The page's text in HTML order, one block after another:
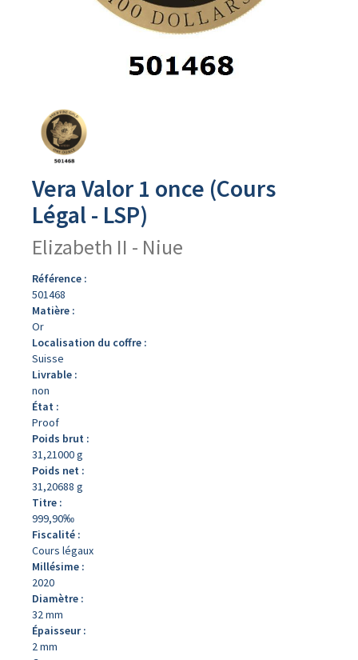
produit
Vera Valor 1 once (Cours
Légal - LSP)
Elizabeth II - Niue
Référence :
501468
Matière :
Or
Localisation du coffre :
Suisse
Livrable :
non
État :
Proof
Poids brut :
31,21000 g
Poids net :
31,20688 g
Titre :
999,90‰
Fiscalité :
Cours légaux
Millésime :
2020
Diamètre :
32 mm
Épaisseur :
2 mm